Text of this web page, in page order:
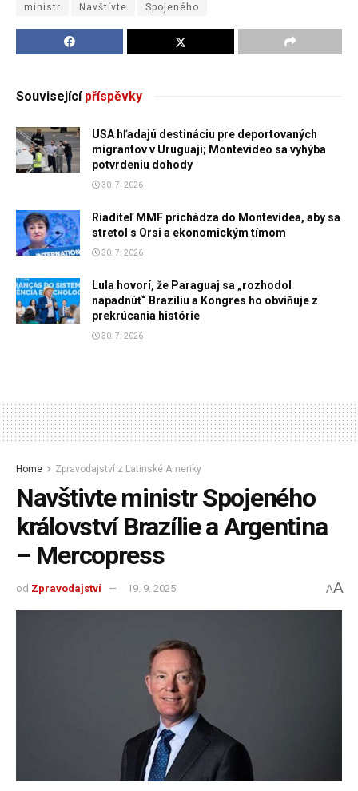
ministr Navštívte Spojeného
Souvisejícípříspěvky
USA hľadajú destináciu pre deportovaných
migrantov v Uruguaji; Montevideo sa vyhýba
potvrdeniu dohody
30. 7. 2026
Riaditeľ MMF prichádza do Montevidea, aby sa
stretol s Orsi a ekonomickým tímom
30. 7. 2026
Lula hovorí, že Paraguaj sa „rozhodol
napadnúť“ Brazíliu a Kongres ho obviňuje z
prekrúcania histórie
30. 7. 2026
Home Zpravodajství z Latinské Ameriky
Navštivte ministr Spojeného
království Brazílie a Argentina
– Mercopress
od Zpravodajství 19. 9. 2025 AA